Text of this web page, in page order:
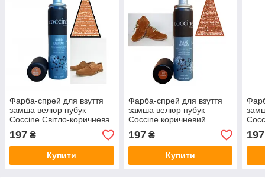
Фарба-спрей для взуття
замша велюр нубук
Coccine Світло-коричнева
75 мл.
197 ₴
Купити
Фарба-спрей для взуття
замша велюр нубук
Coccine коричневий
(бренді) 102 75 мл.
197₴
Купити
мл.
197